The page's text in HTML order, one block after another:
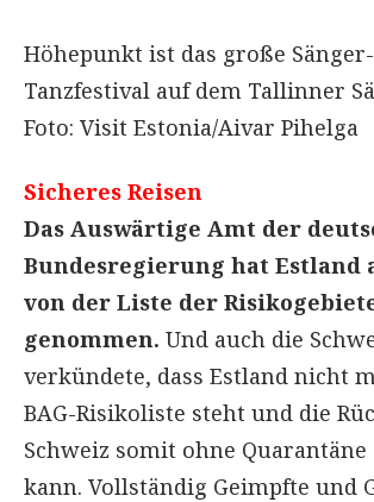
Höhepunkt ist das große
Tanzfestival auf dem Tallinner
Foto: Visit Estonia/Aivar Pihelga
Sicheres Reisen
Das Auswärtige Amt der
Bundesregierung hat Estland
von der Liste der
genommen. Und auch die
verkündete, dass Estland nicht
BAG-Risikoliste steht und die
Schweiz somit ohne
kann. Vollständig Geimpfte und